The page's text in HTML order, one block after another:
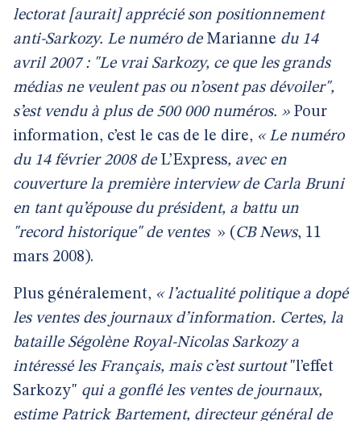
lectorat [aurait] apprécié son positionnement
anti-Sarkozy. Le numéro de Marianne du 14
avril 2007 : "Le vrai Sarkozy, ce que les grands
médias ne veulent pas ou n’osent pas dévoiler",
s’est vendu à plus de 500 000 numéros. »Pour
information, c’est le cas de le dire, « Le numéro
du 14 février 2008 de L’Express, avec en
couverture la première interview de Carla Bruni
en tant qu’épouse du président, a battu un
"record historique" de ventes » ( CB News, 11
mars 2008).
Plus généralement, « l’actualité politique a dopé
les ventes des journaux d’information. Certes, la
bataille Ségolène Royal-Nicolas Sarkozy a
intéressé les Français, mais c’est surtout "l’effet
Sarkozy" qui a gonflé les ventes de journaux,
estime Patrick Bartement, directeur général de